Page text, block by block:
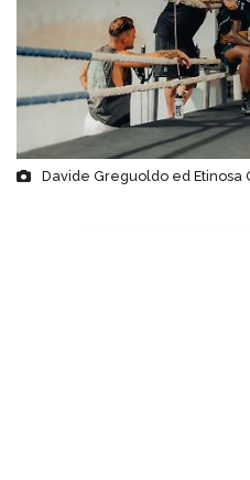
Davide Greguoldo ed Etinosa